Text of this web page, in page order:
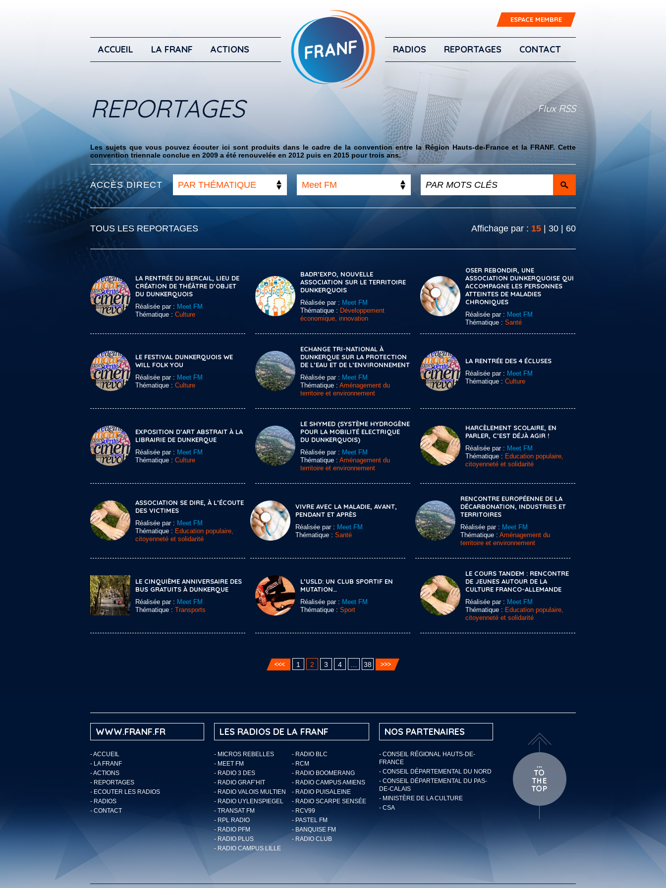
ESPACE MEMBRE
ACCUEIL LA FRANF ACTIONS RADIOS REPORTAGES CONTACT
REPORTAGES Flux RSS
Les sujets que vous pouvez écouter ici sont produits dans le cadre de la convention entre la Région Hauts-de-France et la FRANF. Cette
convention triennale conclue en 2009 a été renouvelée en 2012 puis en 2015 pour trois ans.
ACCÈS DIRECT PAR THÉMATIQUE Meet FM
TOUS LES REPORTAGES Affichage par : 15 30 60
LA RENTRÉE DU BERCAIL, LIEU DE
CRÉATION DE THÉÂTRE D’OBJET
DU DUNKERQUOIS
Réalisée par : Meet FM
Thématique : Culture
BADR’EXPO, NOUVELLE
ASSOCIATION SUR LE TERRITOIRE
DUNKERQUOIS
Réalisée par : Meet FM
Thématique : Développement
économique, innovation
OSER REBONDIR, UNE
ASSOCIATION DUNKERQUOISE QUI
ACCOMPAGNE LES PERSONNES
ATTEINTES DE MALADIES
CHRONIQUES
Réalisée par : Meet FM
Thématique : Santé
LE FESTIVAL DUNKERQUOIS WE
WILL FOLK YOU
Réalisée par : Meet FM
Thématique : Culture
ECHANGE TRI-NATIONAL À
DUNKERQUE SUR LA PROTECTION
DE L’EAU ET DE L’ENVIRONNEMENT
Réalisée par : Meet FM
Thématique : Aménagement du
territoire et environnement
LA RENTRÉE DES 4 ÉCLUSES
Réalisée par : Meet FM
Thématique : Culture
EXPOSITION D’ART ABSTRAIT À LA
LIBRAIRIE DE DUNKERQUE
Réalisée par : Meet FM
Thématique : Culture
LE SHYMED (SYSTÈME HYDROGÈNE
POUR LA MOBILITÉ ELECTRIQUE
DU DUNKERQUOIS)
Réalisée par : Meet FM
Thématique : Aménagement du
territoire et environnement
HARCÈLEMENT SCOLAIRE, EN
PARLER, C’EST DÉJÀ AGIR !
Réalisée par : Meet FM
Thématique : Education populaire,
citoyenneté et solidarité
ASSOCIATION SE DIRE, À L’ÉCOUTE
DES VICTIMES
Réalisée par : Meet FM
Thématique : Education populaire,
citoyenneté et solidarité
VIVRE AVEC LA MALADIE, AVANT,
PENDANT ET APRÈS
Réalisée par : Meet FM
Thématique : Santé
RENCONTRE EUROPÉENNE DE LA
DÉCARBONATION, INDUSTRIES ET
TERRITOIRES
Réalisée par : Meet FM
Thématique : Aménagement du
territoire et environnement
LE CINQUIÈME ANNIVERSAIRE DES
BUS GRATUITS À DUNKERQUE
Réalisée par : Meet FM
Thématique : Transports
L’USLD: UN CLUB SPORTIF EN
MUTATION…
Réalisée par : Meet FM
Thématique : Sport
LE COURS TANDEM : RENCONTRE
DE JEUNES AUTOUR DE LA
CULTURE FRANCO-ALLEMANDE
Réalisée par : Meet FM
Thématique : Education populaire,
citoyenneté et solidarité
1 2 3 4 38
WWW.FRANF.FR
-ACCUEIL
- LA FRANF
-ACTIONS
- REPORTAGES
- ECOUTER LES RADIOS
- RADIOS
- CONTACT
LES RADIOS DE LA FRANF
- MICROS REBELLES
- RADIO BLC
- MEET FM
- RCM
- RADIO 3 DES
- RADIO BOOMERANG
- RADIO GRAF’HIT
- RADIO CAMPUS AMIENS
- RADIO VALOIS MULTIEN
- RADIO PUISALEINE
- RADIO UYLENSPIEGEL
- RADIO SCARPE SENSÉE
- TRANSAT FM
- RCV99
- RPL RADIO
- PASTEL FM
- RADIO PFM
- BANQUISE FM
- RADIO PLUS
- RADIO CLUB
- RADIO CAMPUS LILLE
NOS PARTENAIRES
- CONSEIL RÉGIONAL HAUTS-DE-
FRANCE
- CONSEIL DÉPARTEMENTAL DU NORD
- CONSEIL DÉPARTEMENTAL DU PAS-
DE-CALAIS
- MINISTÈRE DE LA CULTURE
- CSA